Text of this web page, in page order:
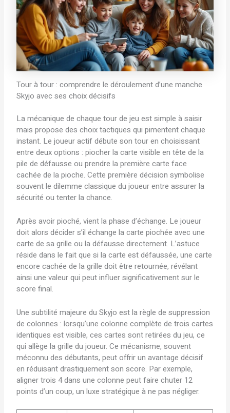
Tour à tour : comprendre le déroulement d’une manche
Skyjo avec ses choix décisifs
La mécanique de chaque tour de jeu est simple à saisir
mais propose des choix tactiques qui pimentent chaque
instant. Le joueur actif débute son tour en choisissant
entre deux options : piocher la carte visible en tête de la
pile de défausse ou prendre la première carte face
cachée de la pioche. Cette première décision symbolise
souvent le dilemme classique du joueur entre assurer la
sécurité ou tenter la chance.
Après avoir pioché, vient la phase d’échange. Le joueur
doit alors décider s’il échange la carte piochée avec une
carte de sa grille ou la défausse directement. L’astuce
réside dans le fait que si la carte est défaussée, une carte
encore cachée de la grille doit être retournée, révélant
ainsi une valeur qui peut influer significativement sur le
score final.
Une subtilité majeure du Skyjo est la règle de suppression
de colonnes : lorsqu’une colonne complète de trois cartes
identiques est visible, ces cartes sont retirées du jeu, ce
qui allège la grille du joueur. Ce mécanisme, souvent
méconnu des débutants, peut offrir un avantage décisif
en réduisant drastiquement son score. Par exemple,
aligner trois 4 dans une colonne peut faire chuter 12
points d’un coup, un luxe stratégique à ne pas négliger.